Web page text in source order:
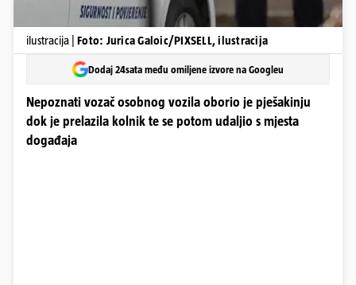
ilustracija | Foto: Jurica Galoic/PIXSELL, ilustracija
Dodaj 24sata među omiljene izvore na Googleu
Nepoznati vozač osobnog vozila oborio je pješakinju
dok je prelazila kolnik te se potom udaljio s mjesta
događaja